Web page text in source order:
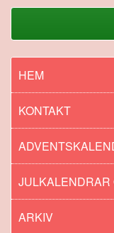
HEM
KONTAKT
JULKALENDRAR
ARKIV